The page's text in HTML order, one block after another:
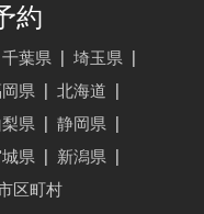
約
千葉県 埼玉県
県 北海道
梨県 静岡県
県 新潟県
区町村